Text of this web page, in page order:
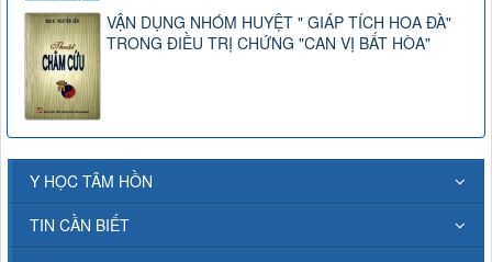
VẬN DỤNG NHÓM HUYỆT " GIÁP TÍCH HOA ĐÀ"
TRONG ĐIỀU TRỊ CHỨNG "CAN VỊ BẤT HÒA"
Y HỌC TÂM HỒN
TIN CẦN BIẾT